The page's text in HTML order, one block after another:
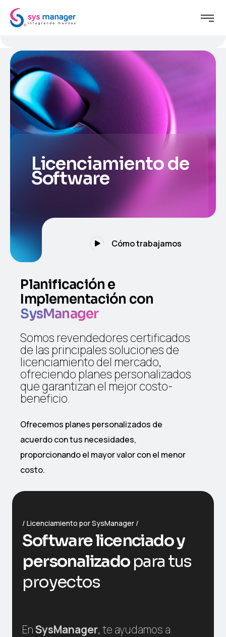
Licenciamiento de
Software
Cómo trabajamos
Planificación e
Implementación con
SysManager
Somos revendedores certificados
de las principales soluciones de
licenciamiento del mercado,
ofreciendo planes personalizados
que garantizan el mejor costo-
beneficio.
Ofrecemos planes personalizados de
acuerdo con tus necesidades,
proporcionando el mayor valor con el menor
costo.
Licenciamiento por SysManager
Software licenciado y
personalizadopara tus
proyectos
EnSysManager, te ayudamos a